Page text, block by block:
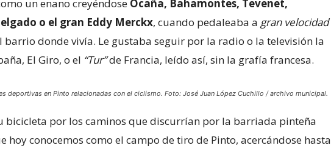
un enano creyéndose Ocaña, Bahamontes, Tevenet,
o el gran Eddy Merckx, cuando pedaleaba a gran velocidad
barrio donde vivía. Le gustaba seguir por la radio o la televisión la
El Giro, o el “Tur”de Francia, leído así, sin la grafía francesa.
deportivas en Pinto relacionadas con el ciclismo. Foto: José Juan López Cuchillo / archivo municipal.
bicicleta por los caminos que discurrían por la barriada pinteña
hoy conocemos como el campo de tiro de Pinto, acercándose hasta